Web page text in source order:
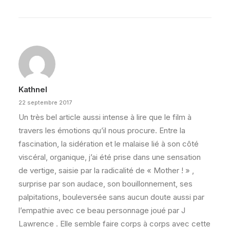
Kathnel
22 septembre 2017
Un très bel article aussi intense à lire que le film à
travers les émotions qu’il nous procure. Entre la
fascination, la sidération et le malaise lié à son côté
viscéral, organique, j’ai été prise dans une sensation
de vertige, saisie par la radicalité de « Mother ! » ,
surprise par son audace, son bouillonnement, ses
palpitations, bouleversée sans aucun doute aussi par
l’empathie avec ce beau personnage joué par J
Lawrence . Elle semble faire corps à corps avec cette